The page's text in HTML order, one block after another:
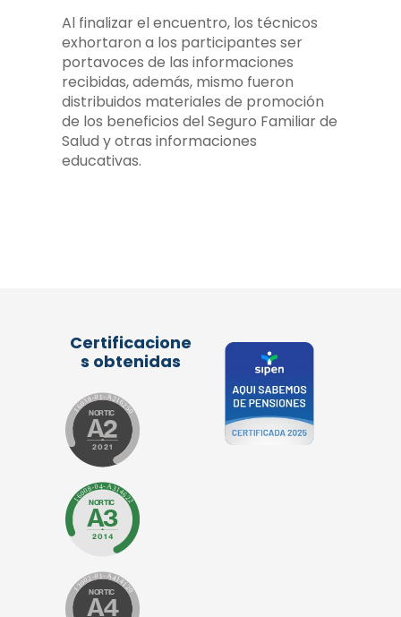
Al finalizar el encuentro, los técnicos
exhortaron a los participantes ser
portavoces de las informaciones
recibidas, además, mismo fueron
distribuidos materiales de promoción
de los beneficios del Seguro Familiar de
Salud y otras informaciones
educativas.
Certificacione
s obtenidas